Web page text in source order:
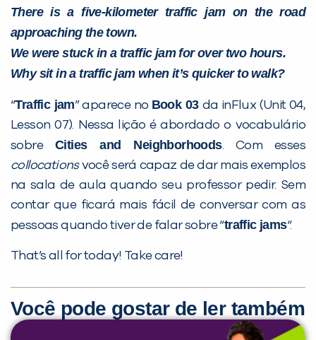
There is a five-kilometer traffic jam on the road
approaching the town.
We were stuck in a traffic jam for over two hours.
Why sit in a traffic jam when it’s quicker to walk?
“Traffic jam” aparece no Book 03 da inFlux (Unit 04,
Lesson 07). Nessa lição é abordado o vocabulário
sobre Cities and Neighborhoods. Com esses
collocationsvocê será capaz de dar mais exemplos
na sala de aula quando seu professor pedir. Sem
contar que ficará mais fácil de conversar com as
pessoas quando tiver de falar sobre “traffic jams“.
That’s all for today! Take care!
Você pode gostar de ler também